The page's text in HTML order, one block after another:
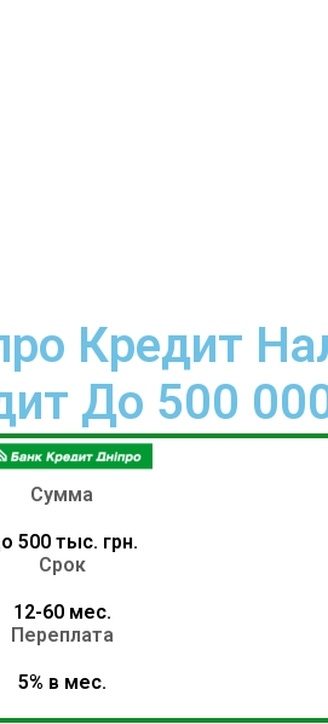
Кредит
До 500
Сумма
500 тыс. грн.
Срок
12-60 мес.
Переплата
5% в мес.